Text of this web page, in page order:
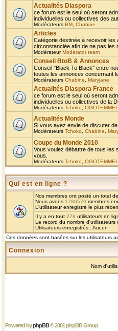
Actualités Diaspora
ce forum est le seul où seront
individuelles ou collectives des
Modérateurs BM Chabine
Articles
Catégorie destinée à recevoir
circonstanciée afin de ne pas les
ModérateurModerator team
Conseil BtoB & Annonces
Conseil "Black To Black" entre
toutes les annonces concernant
Modérateurs Chabine Maryjane
Actualités Diaspora France
ce forum est le seul où seront
individuelles ou collectives de la
Modérateurs Tchoko
Actualités Monde
Si vous avez envie de discuter de
Modérateurs Tchoko Chabine
Coupe du Monde 2010
Vous voulez débattre de tous les
vous.
Modérateurs Tchoko
Qui est en ligne ?
Nos membres ont posté un total de
Nous avons 1780570 membres
L'utilisateur enregistré le plus
Il y a en tout 276 utilisateurs en
Le record du nombre d'utilisateurs
Utilisateurs enregistrés : Aucun
Ces données sont basées sur les utilisateurs
Connexion
Nom
Powered byphpBB© 2001 phpBB Group